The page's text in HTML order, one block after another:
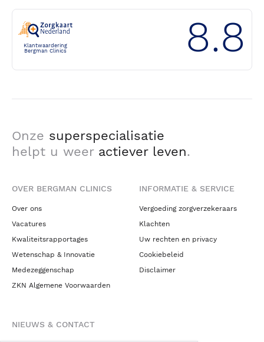
Klantwaardering
Bergman Clinics
8.8
Onze superspecialisatie
helpt u weer actiever leven.
OVER BERGMAN CLINICS
Over ons
Vacatures
Kwaliteitsrapportages
Wetenschap & Innovatie
Medezeggenschap
ZKN Algemene Voorwaarden
INFORMATIE & SERVICE
Vergoeding zorgverzekeraars
Klachten
Uw rechten en privacy
Cookiebeleid
Disclaimer
NIEUWS & CONTACT